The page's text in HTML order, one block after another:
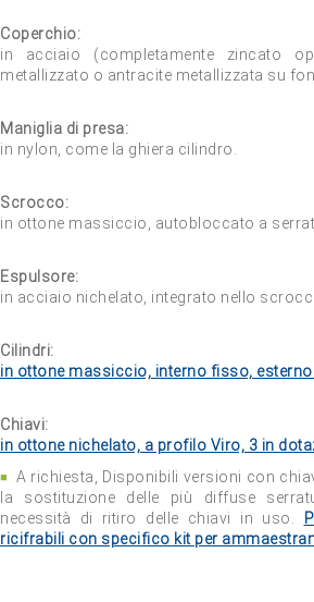
Coperchio:
in acciaio (completamente zincato
metallizzato o antracite metallizzata su
Maniglia di presa:
in nylon, come la ghiera cilindro.
Scrocco:
in ottone massiccio, autobloccato a
Espulsore:
in acciaio nichelato, integrato nello
Cilindri:
in ottone massiccio, interno fisso,
Chiavi:
in ottone nichelato, a profilo Viro, 3 in
A richiesta, Disponibili versioni con
la sostituzione delle più diffuse
necessità di ritiro delle chiavi in uso.
ricifrabili con specifico kit per